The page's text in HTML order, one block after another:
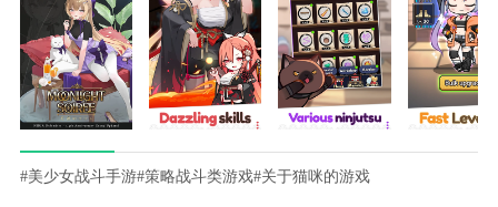
#美少女战斗手游#策略战斗类游戏#关于猫咪的游戏